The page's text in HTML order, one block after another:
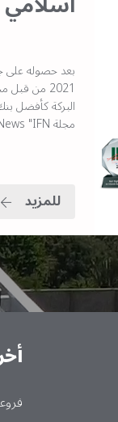
بعد حصوله على
مجلة Islamic Finance News "IFN"
للمزيد